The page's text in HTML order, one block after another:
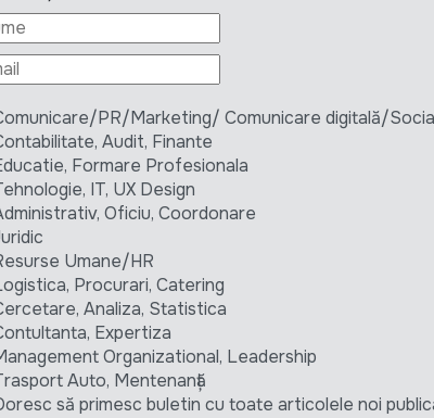
PR/Marketing/ Comunicare digitală/
Audit, Finante
Formare Profesionala
IT, UX Design
Oficiu, Coordonare
Umane/HR
Procurari, Catering
Analiza, Statistica
Expertiza
Organizational, Leadership
Auto, Mentenanță
să primesc buletin cu toate articolele noi